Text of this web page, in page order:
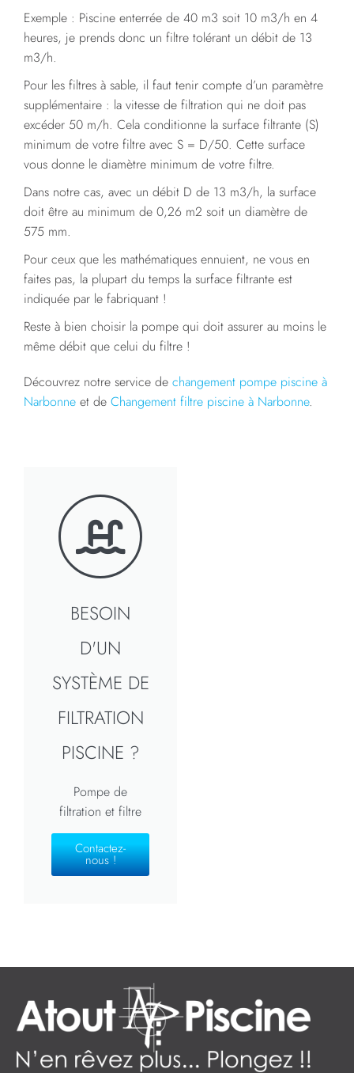
Exemple : Piscine enterrée de 40 m3 soit 10 m3/h en 4
heures, je prends donc un filtre tolérant un débit de 13
m3/h.
Pour les filtres à sable, il faut tenir compte d’un paramètre
supplémentaire : la vitesse de filtration qui ne doit pas
excéder 50 m/h. Cela conditionne la surface filtrante (S)
minimum de votre filtre avec S = D/50. Cette surface
vous donne le diamètre minimum de votre filtre.
Dans notre cas, avec un débit D de 13 m3/h, la surface
doit être au minimum de 0,26 m2 soit un diamètre de
575 mm.
Pour ceux que les mathématiques ennuient, ne vous en
faites pas, la plupart du temps la surface filtrante est
indiquée par le fabriquant !
Reste à bien choisir la pompe qui doit assurer au moins le
même débit que celui du filtre !
Découvrez notre service de changement pompe piscine à
Narbonne et de Changement filtre piscine à Narbonne.
BESOIN
D'UN
SYSTÈME DE
FILTRATION
PISCINE ?
Pompe de
filtration et filtre
Contactez-
nous !